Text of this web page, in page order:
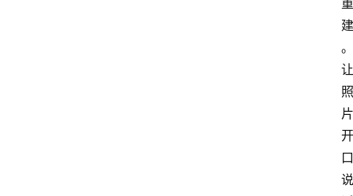
重
建
。
让
照
片
开
口
说